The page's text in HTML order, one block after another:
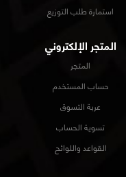
استمارة طلب التوزيع
المتجر الإلكتروني
المتجر
حساب المستخدم
عربة التسوق
تسوية الحساب
القواعد واللوائح